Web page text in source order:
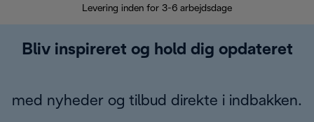
Levering inden for 3-6 arbejdsdage
Bliv inspireret og hold dig opdateret
med nyheder og tilbud direkte i indbakken.